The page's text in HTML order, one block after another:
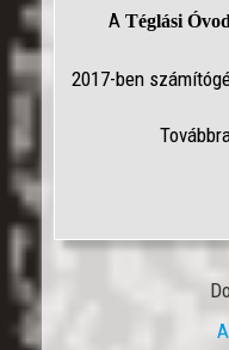
A Téglási
2017-ben